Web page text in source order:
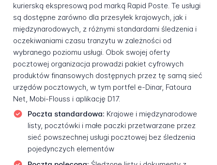
kurierską ekspresową pod marką Rapid Poste. Te usługi
są dostępne zarówno dla przesyłek krajowych, jak i
międzynarodowych, z różnymi standardami śledzenia i
oczekiwaniami czasu tranzytu w zależności od
wybranego poziomu usługi. Obok swojej oferty
pocztowej organizacja prowadzi pakiet cyfrowych
produktów finansowych dostępnych przez tę samą sieć
urzędów pocztowych, w tym portfel e-Dinar, Fatoura
Net, Mobi-Flouss i aplikację D17.
Poczta standardowa: Krajowe i międzynarodowe
listy, pocztówki i małe paczki przetwarzane przez
sieć powszechnej usługi pocztowej bez śledzenia
pojedynczych elementów